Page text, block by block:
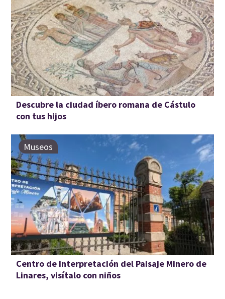
Descubre la ciudad íbero romana de Cástulo
con tus hijos
Centro de Interpretación del Paisaje Minero de
Linares, visítalo con niños
Museos